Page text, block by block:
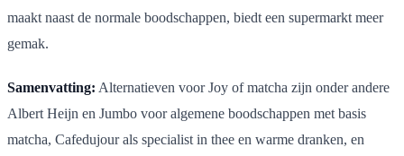
maakt naast de normale boodschappen, biedt een supermarkt meer
gemak.
Samenvatting: Alternatieven voor Joy of matcha zijn onder andere
Albert Heijn en Jumbo voor algemene boodschappen met basis
matcha, Cafedujour als specialist in thee en warme dranken, en